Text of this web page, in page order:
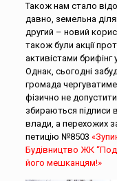
Також нам стало
давно, земельна
другий – новий
також були акції
активістами брифінг
Однак, сьогодні
громада
фізично не
збираються підписи
влади, а перехожих
петицію №8503
Будівництво ЖК
його мешканцям!»